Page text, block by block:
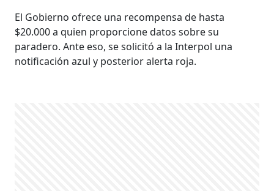
El Gobierno ofrece una recompensa de hasta
$20.000 a quien proporcione datos sobre su
paradero. Ante eso, se solicitó a la Interpol una
notificación azul y posterior alerta roja.